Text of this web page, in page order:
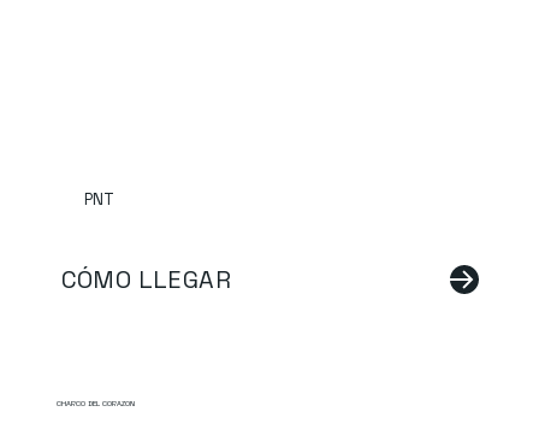
PNT
CÓMO LLEGAR
CHARCO DEL CORAZON